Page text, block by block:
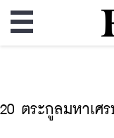
20 ตระกูลมหาเศ